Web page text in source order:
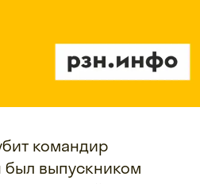
командир
был выпускником